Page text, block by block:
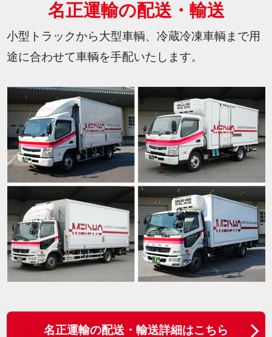
名正運輸の配送・輸送
小型トラックから大型車輌、冷蔵冷凍車輌まで用
途に合わせて車輌を手配いたします。
名正運輸の配送・輸送詳細はこちら